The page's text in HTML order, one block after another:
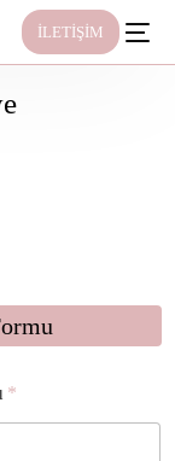
İLETİŞİM
*